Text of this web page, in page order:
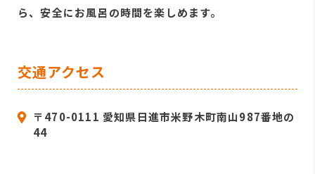
ら、安全にお風呂の時間を楽しめます。
交通アクセス
〒470-0111 愛知県日進市米野木町南山987番地の
44